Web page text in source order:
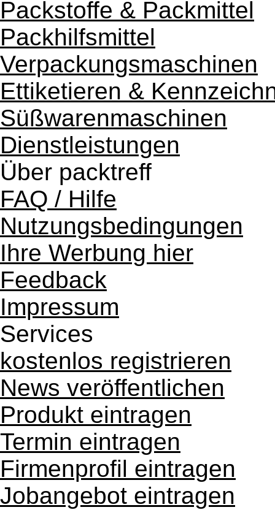
Packstoffe & Packmittel
Packhilfsmittel
Verpackungsmaschinen
Ettiketieren &
Süßwarenmaschinen
Dienstleistungen
Über packtreff
FAQ / Hilfe
Nutzungsbedingungen
Ihre Werbung hier
Feedback
Impressum
Services
kostenlos registrieren
News veröffentlichen
Produkt eintragen
Termin eintragen
Firmenprofil eintragen
Jobangebot eintragen